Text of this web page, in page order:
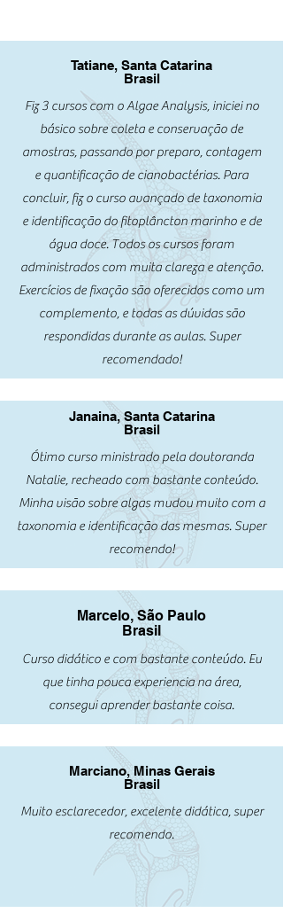
Tatiane, Santa Catarina
Brasil
Fiz 3 cursos com o Algae Analysis, iniciei no
básico sobre coleta e conservação de
amostras, passando por preparo, contagem
e quantificação de cianobactérias. Para
concluir, fiz o curso avançado de taxonomia
e identificação do fitoplâncton marinho e de
água doce. Todos os cursos foram
administrados com muita clareza e atenção.
Exercícios de fixação são oferecidos como um
complemento, e todas as dúvidas são
respondidas durante as aulas. Super
recomendado!
Janaina, Santa Catarina
Brasil
Ótimo curso ministrado pela doutoranda
Natalie, recheado com bastante conteúdo.
Minha visão sobre algas mudou muito com a
taxonomia e identificação das mesmas. Super
recomendo!
Marcelo, São Paulo
Brasil
Curso didático e com bastante conteúdo. Eu
que tinha pouca experiencia na área,
consegui aprender bastante coisa.
Marciano, Minas Gerais
Brasil
Muito esclarecedor, excelente didática, super
recomendo.